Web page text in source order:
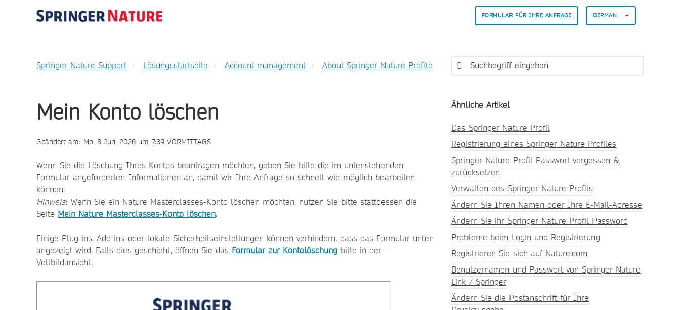
FORMULAR FÜR IHRE ANFRAGE GERMAN
Springer Nature Support Lösungsstartseite Account management About Springer Nature Profile
Mein Konto löschen
Geändert am: Mo, 8 Jun, 2026 um 7:39 VORMITTAGS
Wenn Sie die Löschung Ihres Kontos beantragen möchten, geben Sie bitte die im untenstehenden
Formular angeforderten Informationen an, damit wir Ihre Anfrage so schnell wie möglich bearbeiten
können.
Hinweis: Wenn Sie ein Nature Masterclasses-Konto löschen möchten, nutzen Sie bitte stattdessen die
Seite Mein Nature Masterclasses-Konto löschen.
Einige Plug-ins, Add-ins oder lokale Sicherheitseinstellungen können verhindern, dass das Formular unten
angezeigt wird. Falls dies geschieht, öffnen Sie das Formular zur Kontolöschung bitte in der
Vollbildansicht.
Ähnliche Artikel
Das Springer Nature Profil
Registrierung eines Springer Nature Profiles
Springer Nature Profil Passwort vergessen &
zurücksetzen
Verwalten des Springer Nature Profils
Ändern Sie Ihren Namen oder Ihre E-Mail-Adresse
Ändern Sie ihr Springer Nature Profil Password
Probleme beim Login und Registrierung
Registrieren Sie sich auf Nature.com
Benutzernamen und Passwort von Springer Nature
Link / Springer
Ändern Sie die Postanschrift für Ihre